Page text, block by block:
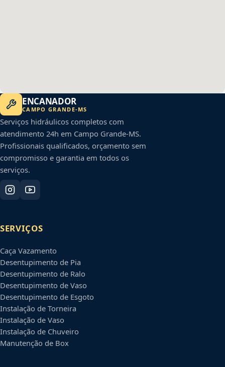
ENCANADOR
CAMPO GRANDE-MS
Serviços hidráulicos completos com
atendimento 24h em Campo Grande-MS.
Profissionais qualificados, orçamento sem
compromisso e garantia em todos os
serviços.
SERVIÇOS
Caça Vazamento
Desentupimento de Pia
Desentupimento de Ralo
Desentupimento de Vaso
Desentupimento de Esgoto
Instalação de Torneira
Instalação de Vaso
Instalação de Chuveiro
Manutenção de Box